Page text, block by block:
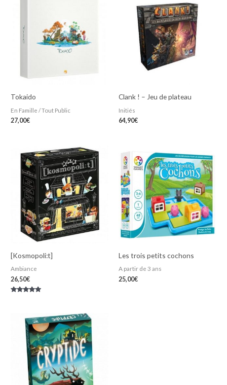
Tokaido
En Famille / Tout Public
27,00€
Clank ! – Jeu de plateau
Initiés
64,90€
[Kosmopoli:t]
Ambiance
26,50€
Les trois petits cochons
A partir de 3 ans
25,00€